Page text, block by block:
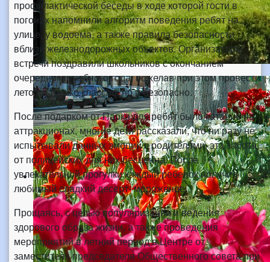
профилактической беседы в ходе которой гости в
погонах напомнили алгоритм поведения ребят на
улице, у водоема, а также правила безопасности
вблизи железнодорожных объектов. Организаторы
встречи поздравили школьников с окончанием
очередного учебного года, пожелав при этом провести
лето не только классно, но и безопасно.
После подарком от Парка для ребят было катание на
аттракционах, многие дети рассказали, что ни разу не
испытывали данных эмоций с родителями, эта забота,
от полицейских для них бесценна. После
увлекательной прогулки каждый ребенок получил
любимый сладкий десерт- мороженое.
Прощаясь, с целью популяризации и ведения
здорового образа жизни, а также проведения
мероприятий в летний период в Центре от
заместителя председателя Общественного совета при